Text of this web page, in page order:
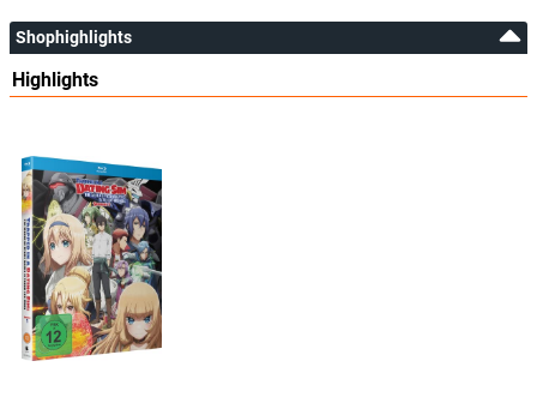
Shophighlights
Highlights